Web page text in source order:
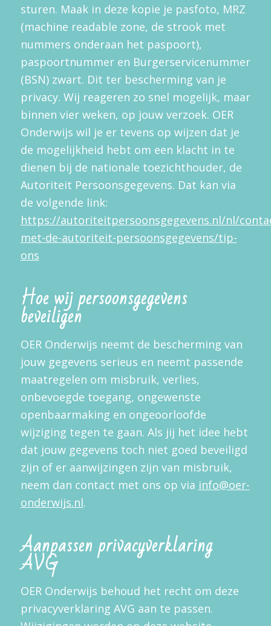
sturen. Maak in deze kopie je pasfoto, MRZ
(machine readable zone, de strook met
nummers onderaan het paspoort),
paspoortnummer en Burgerservicenummer
(BSN) zwart. Dit ter bescherming van je
privacy. Wij reageren zo snel mogelijk, maar
binnen vier weken, op jouw verzoek. OER
Onderwijs wil je er tevens op wijzen dat je
de mogelijkheid hebt om een klacht in te
dienen bij de nationale toezichthouder, de
Autoriteit Persoonsgegevens. Dat kan via
de volgende link:
https://autoriteitpersoonsgegevens.nl/nl/
met-de-autoriteit-persoonsgegevens/tip-
ons
Hoe wij persoonsgegevens
beveiligen
OER Onderwijs neemt de bescherming van
jouw gegevens serieus en neemt passende
maatregelen om misbruik, verlies,
onbevoegde toegang, ongewenste
openbaarmaking en ongeoorloofde
wijziging tegen te gaan. Als jij het idee hebt
dat jouw gegevens toch niet goed beveiligd
zijn of er aanwijzingen zijn van misbruik,
neem dan contact met ons op via info@oer-
onderwijs.nl.
Aanpassen privacyverklaring
AVG
OER Onderwijs behoud het recht om deze
privacyverklaring AVG aan te passen.